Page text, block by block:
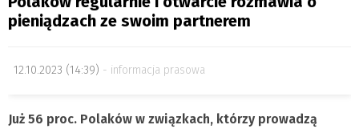
pieniądzach ze swoim partnerem
12.10.2023 (14:39) informacja prasowa
Już 56 proc. Polaków w związkach, którzy prowadzą